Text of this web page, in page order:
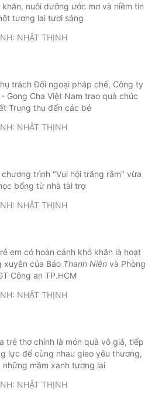
nuôi dưỡng ước mơ và niềm tin
tương lai tươi sáng
NHẬT THỊNH
trách Đối ngoại pháp chế, Công ty
Gong Cha Việt Nam trao quà chúc
Trung thu đến các bé
NHẬT THỊNH
trình "Vui hội trăng rằm" vừa
bổng từ nhà tài trợ
NHẬT THỊNH
em có hoàn cảnh khó khăn là hoạt
xuyên của Báo Thanh Niên và Phòng
Công an TP.HCM
NHẬT THỊNH
trẻ thơ chính là món quà vô giá, tiếp
lực để cùng nhau gieo yêu thương,
những mầm xanh tương lai
NHẬT THỊNH